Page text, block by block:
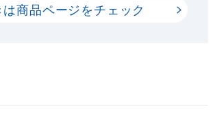
は商品ページをチェック